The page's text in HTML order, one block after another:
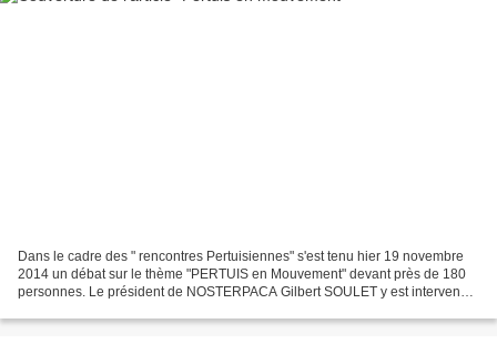
Dans le cadre des " rencontres Pertuisiennes" s'est tenu hier 19 novembre
2014 un débat sur le thème "PERTUIS en Mouvement" devant près de 180
personnes. Le président de NOSTERPACA Gilbert SOULET y est intervenu